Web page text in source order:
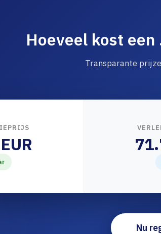
Hoeveel kost een
Transparante
Nu